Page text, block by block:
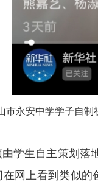
市永安中学学子自
学生自主策划落
网上看到类似